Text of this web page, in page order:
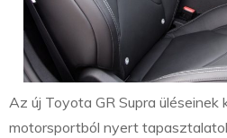
Az új Toyota GR Supra üléseinek
motorsportból nyert